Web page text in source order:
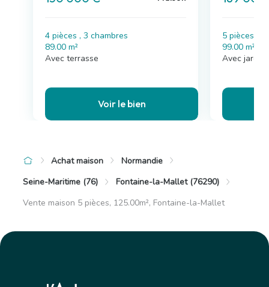
4 pièces , 3 chambres
89.00 m²
Avec terrasse
Voir le bien
5 pièces , 4
99.00 m²
Avec jardin
Achat maison
Normandie
Seine-Maritime (76)
Fontaine-la-Mallet (76290)
Vente maison 5 pièces, 125.00m², Fontaine-la-Mallet